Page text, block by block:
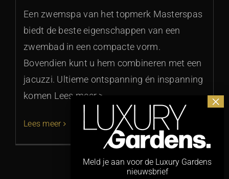
Een zwemspa van het topmerk Masterspas
biedt de beste eigenschappen van een
zwembad in een compacte vorm.
Bovendien kunt u hem combineren met een
jacuzzi. Ultieme ontspanning én inspanning
komen Lees meer >
Lees meer
Meld je aan voor de Luxury Gardens
nieuwsbrief